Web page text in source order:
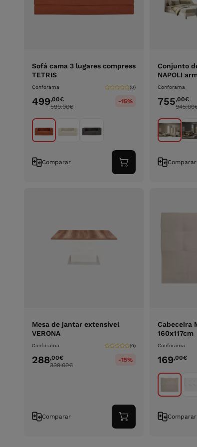
Sofá cama 3 lugares compress
TETRIS
Conforama (0)
499,00€
599.00€
-15%
Comparar
Adicionar
ao
Conjunto
NAPOLI
Conforama
755,00€
945.00
Comparar
Mesa de jantar extensível
VERONA
Conforama (0)
288,00€
339.00€
-15%
Comparar
Adicionar
ao
Cabeceira
160x117cm
Conforama
169,00€
Comparar